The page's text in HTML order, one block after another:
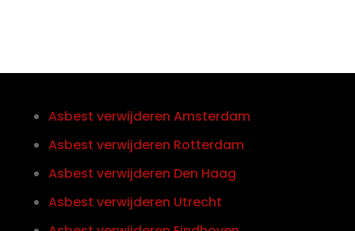
Asbest verwijderen Amsterdam
Asbest verwijderen Rotterdam
Asbest verwijderen Den Haag
Asbest verwijderen Utrecht